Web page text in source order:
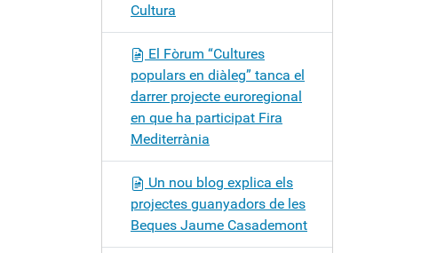
Cultura
El Fòrum “Cultures
populars en diàleg” tanca el
darrer projecte euroregional
en que ha participat Fira
Mediterrània
Un nou blog explica els
projectes guanyadors de les
Beques Jaume Casademont